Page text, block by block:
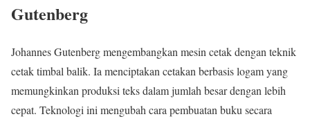
Gutenberg
Johannes Gutenberg mengembangkan mesin cetak dengan teknik
cetak timbal balik. Ia menciptakan cetakan berbasis logam yang
memungkinkan produksi teks dalam jumlah besar dengan lebih
cepat. Teknologi ini mengubah cara pembuatan buku secara